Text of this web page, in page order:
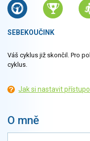
SEBEKOUČINK
Váš cyklus již skončil. Pro
cyklus.
Jak si nastavit
O mně